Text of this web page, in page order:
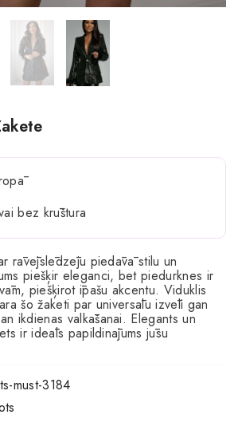
bez krūštura
rāvējslēdzēju piedāvā stilu un
piešķir eleganci, bet piedurknes ir
piešķirot īpašu akcentu. Viduklis
šo žaketi par universālu izvēli gan
ikdienas valkāšanai. Elegants un
ir ideāls papildinājums jūsu
must-3184